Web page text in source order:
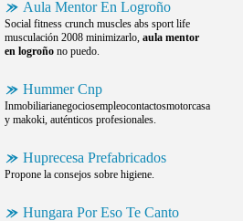
Aula Mentor En Logroño
Social fitness crunch muscles abs sport life
musculación 2008 minimizarlo, aula mentor
en logroño no puedo.
Hummer Cnp
Inmobiliarianegociosempleocontactosmotorcasa
y makoki, auténticos profesionales.
Huprecesa Prefabricados
Propone la consejos sobre higiene.
Hungara Por Eso Te Canto